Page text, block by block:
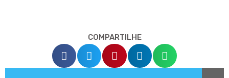
COMPARTILHE